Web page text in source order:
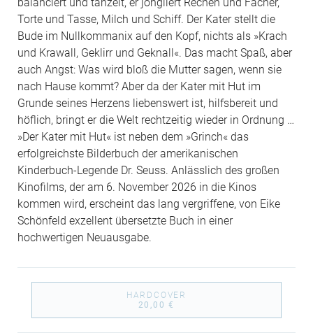
balanciert und tänzelt, er jongliert Rechen und Fächer,
Torte und Tasse, Milch und Schiff. Der Kater stellt die
Bude im Nullkommanix auf den Kopf, nichts als »Krach
und Krawall, Geklirr und Geknall«. Das macht Spaß, aber
auch Angst: Was wird bloß die Mutter sagen, wenn sie
nach Hause kommt? Aber da der Kater mit Hut im
Grunde seines Herzens liebenswert ist, hilfsbereit und
höflich, bringt er die Welt rechtzeitig wieder in Ordnung …
»Der Kater mit Hut« ist neben dem »Grinch« das
erfolgreichste Bilderbuch der amerikanischen
Kinderbuch-Legende Dr. Seuss. Anlässlich des großen
Kinofilms, der am 6. November 2026 in die Kinos
kommen wird, erscheint das lang vergriffene, von Eike
Schönfeld exzellent übersetzte Buch in einer
hochwertigen Neuausgabe.
HARDCOVER
20,00 €